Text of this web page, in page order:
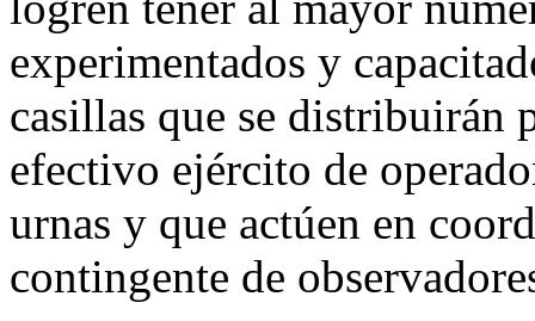
experimentados y
casillas que se distribuirán
efectivo ejército de
urnas y que actúen en
contingente de